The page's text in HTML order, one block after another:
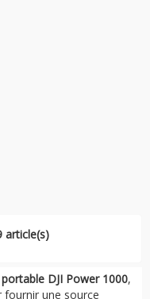
article(s)
DJI Power 1000,
une source